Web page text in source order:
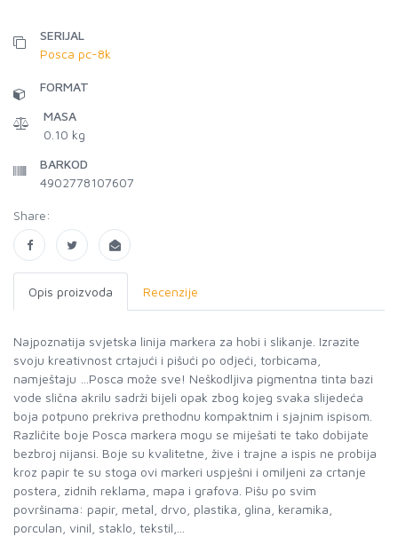
SERIJAL
Posca pc-8k
FORMAT
MASA
0.10 kg
BARKOD
4902778107607
Share:
Opis proizvoda Recenzije
Najpoznatija svjetska linija markera za hobi i slikanje. Izrazite
svoju kreativnost crtajući i pišući po odjeći, torbicama,
namještaju …Posca može sve! Neškodljiva pigmentna tinta bazi
vode slična akrilu sadrži bijeli opak zbog kojeg svaka slijedeća
boja potpuno prekriva prethodnu kompaktnim i sjajnim ispisom.
Različite boje Posca markera mogu se miješati te tako dobijate
bezbroj nijansi. Boje su kvalitetne, žive i trajne a ispis ne probija
kroz papir te su stoga ovi markeri uspješni i omiljeni za crtanje
postera, zidnih reklama, mapa i grafova. Pišu po svim
površinama: papir, metal, drvo, plastika, glina, keramika,
porculan, vinil, staklo, tekstil,...